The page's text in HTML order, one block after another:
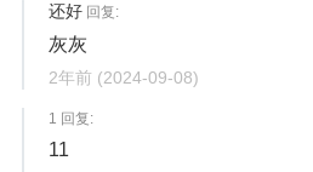
还好 回复:
灰灰
2年前 (2024-09-08)
1 回复:
11